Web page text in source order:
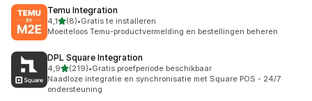
Temu Integration
4,1van 5 sterren
(8)
8 recensies in totaal
•Gratis te installeren
Moeiteloos Temu-productvermelding en bestellingen beheren
DPL Square Integration
4,9van 5 sterren
(219)
219 recensies in totaal
•Gratis proefperiode beschikbaar
Naadloze integratie en synchronisatie met Square POS - 24/7
ondersteuning